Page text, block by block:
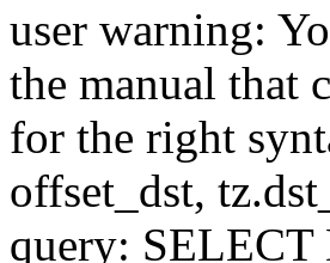
user warning:
the manual that
for the right
offset_dst,
query: